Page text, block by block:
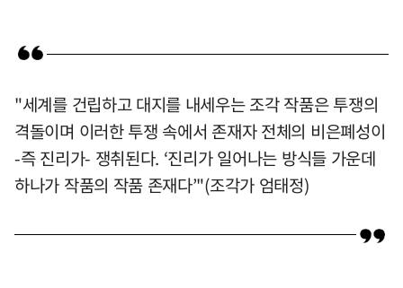
"세계를 건립하고 대지를 내세우는 조각 작품은 투쟁의
격돌이며 이러한 투쟁 속에서 존재자 전체의 비은폐성이
-즉 진리가- 쟁취된다. ‘진리가 일어나는 방식들 가운데
하나가 작품의 작품 존재다’"(조각가 엄태정)